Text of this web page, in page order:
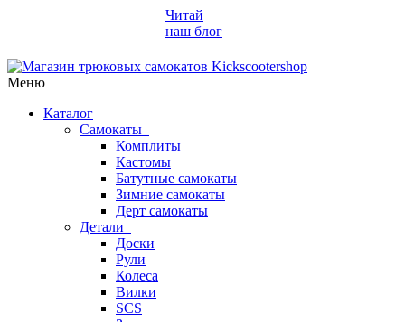
Читай
наш блог
Меню
Каталог
Самокаты
Комплиты
Кастомы
Батутные самокаты
Зимние самокаты
Дерт самокаты
Детали
Доски
Рули
Колеса
Вилки
SCS